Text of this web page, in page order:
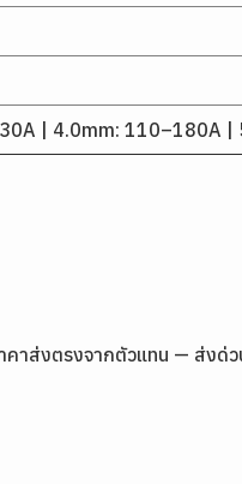
| 4.0mm: 110–180A |
ส่งตรงจากตัวแทน — ส่งด่ว